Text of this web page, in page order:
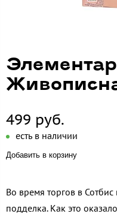
499 руб.
есть в наличии
Добавить в корзину
Во время торгов в
подделка. Как это